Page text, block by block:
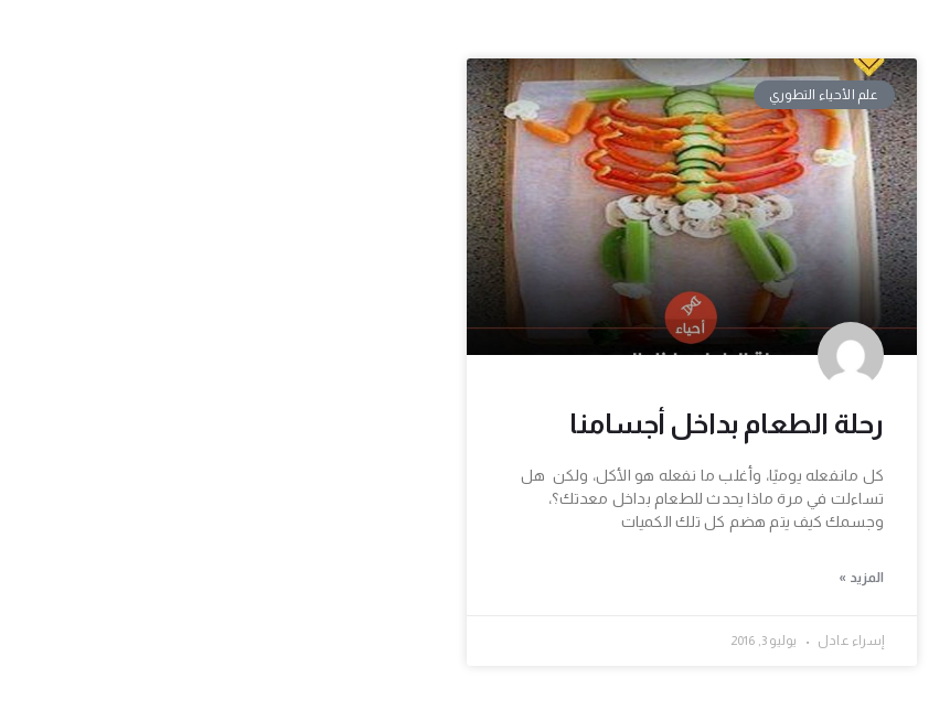
علم الأحياء التطوري
رحلة الطعام بداخل أجسامنا
كل مانفعله يوميًا، وأغلب ما نفعله هو الأكل، ولكن هل
تساءلت في مرة ماذا يحدث للطعام بداخل معدتك؟،
وجسمك كيف يتم هضم كل تلك الكميات
المزيد »
إسراء عادل يوليو 3, 2016